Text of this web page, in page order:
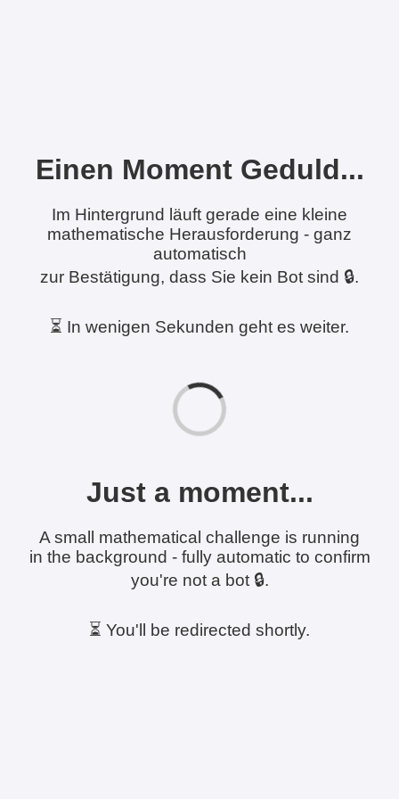
Einen Moment Geduld...
Im Hintergrund läuft gerade eine kleine
mathematische Herausforderung - ganz
automatisch
zur Bestätigung, dass Sie kein Bot sind 🔒.
⏳ In wenigen Sekunden geht es weiter.
Just a moment...
A small mathematical challenge is running
in the background - fully automatic to confirm
you're not a bot 🔒.
⏳ You'll be redirected shortly.